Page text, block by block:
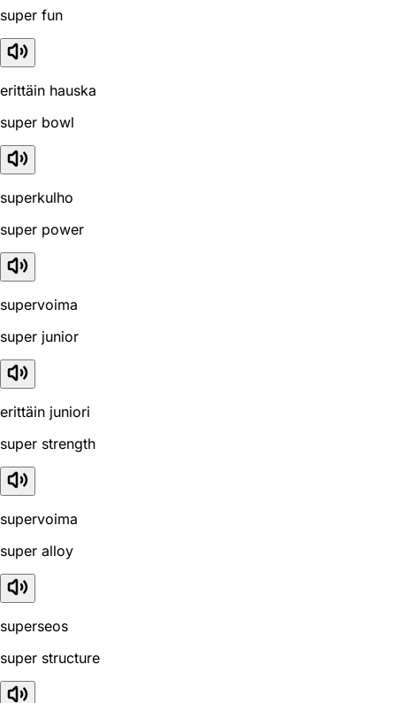
super fun
erittäin hauska
super bowl
superkulho
super power
supervoima
super junior
erittäin juniori
super strength
supervoima
super alloy
superseos
super structure